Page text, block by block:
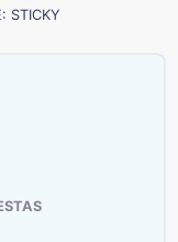
STICKY